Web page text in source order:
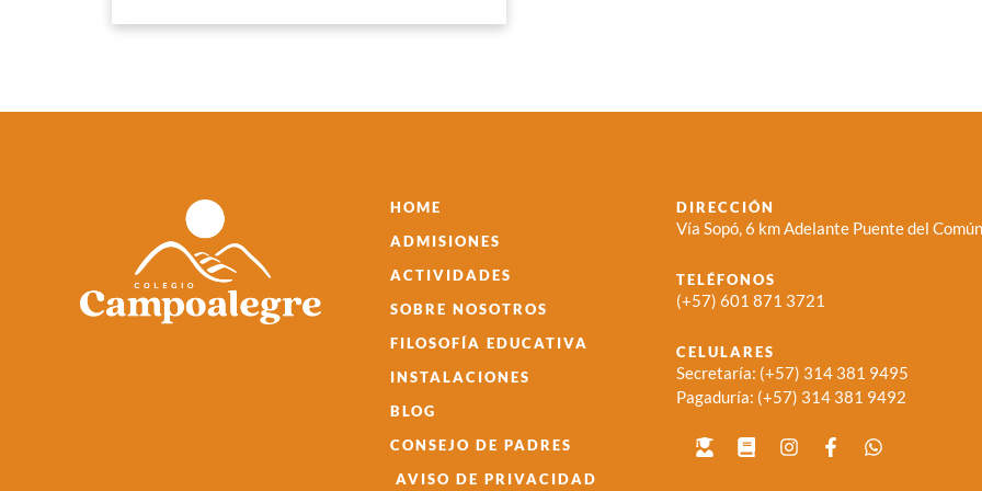
HOME
ADMISIONES
ACTIVIDADES
SOBRE NOSOTROS
FILOSOFÍA EDUCATIVA
INSTALACIONES
BLOG
CONSEJO DE PADRES
AVISO DE PRIVACIDAD
DIRECCIÓN
Vía Sopó, 6 km Adelante Puente del
TELÉFONOS
(+57) 601 871 3721
CELULARES
Secretaría: (+57) 314 381 9495
Pagaduría: (+57) 314 381 9492